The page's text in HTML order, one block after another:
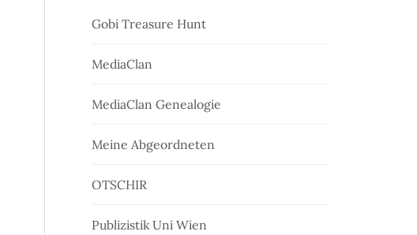
Gobi Treasure Hunt
MediaClan
MediaClan Genealogie
Meine Abgeordneten
OTSCHIR
Publizistik Uni Wien